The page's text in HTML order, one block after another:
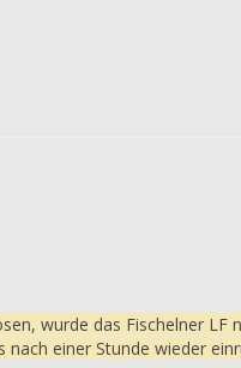
wurde das Fischelner
einer Stunde wieder